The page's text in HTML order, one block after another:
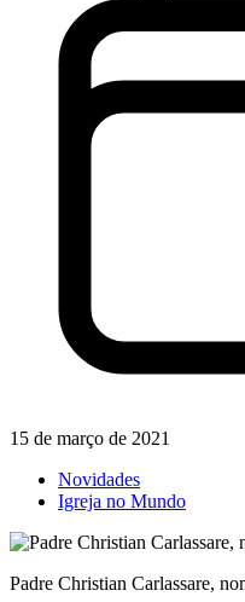
15 de março de 2021
Novidades
Igreja no Mundo
Padre Christian Carlassare,